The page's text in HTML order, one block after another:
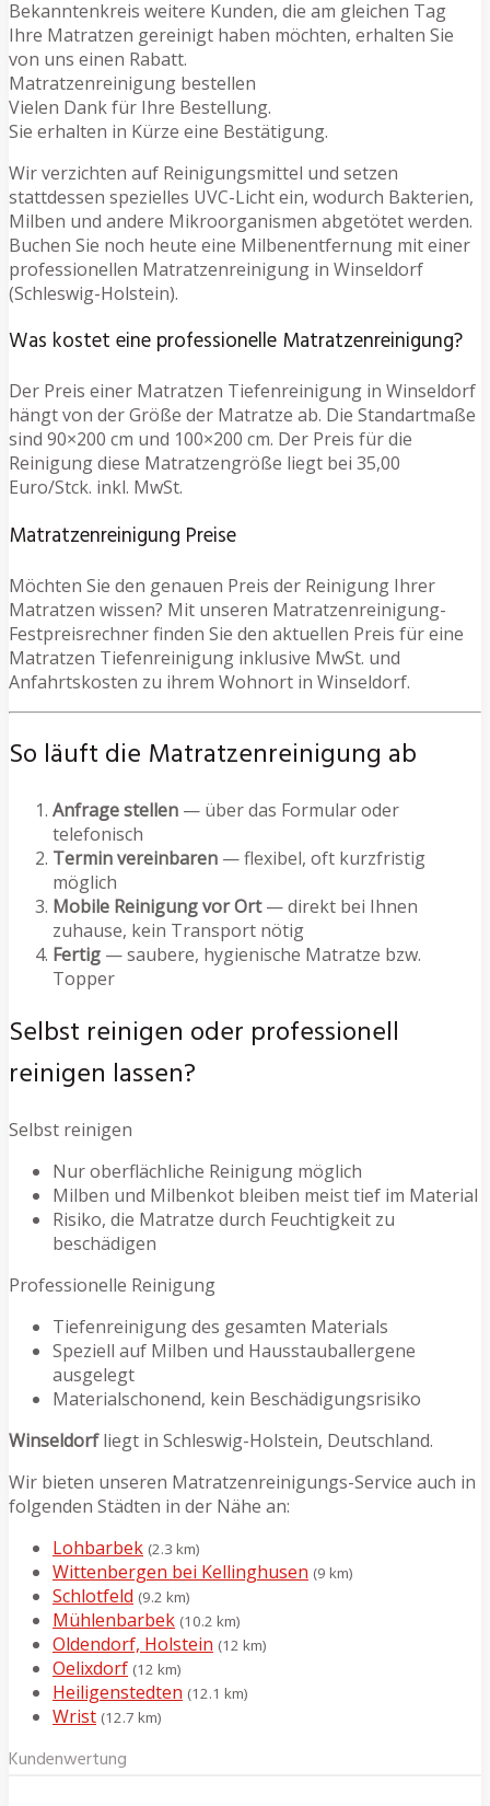
Bekanntenkreis weitere Kunden, die am gleichen Tag
Ihre Matratzen gereinigt haben möchten, erhalten Sie
von uns einen Rabatt.
Matratzenreinigung bestellen
Vielen Dank für Ihre Bestellung.
Sie erhalten in Kürze eine Bestätigung.
Wir verzichten auf Reinigungsmittel und setzen
stattdessen spezielles UVC-Licht ein, wodurch Bakterien,
Milben und andere Mikroorganismen abgetötet werden.
Buchen Sie noch heute eine Milbenentfernung mit einer
professionellen Matratzenreinigung in Winseldorf
(Schleswig-Holstein).
Was kostet eine professionelle Matratzenreinigung?
Der Preis einer Matratzen Tiefenreinigung in Winseldorf
hängt von der Größe der Matratze ab. Die Standartmaße
sind 90×200 cm und 100×200 cm. Der Preis für die
Reinigung diese Matratzengröße liegt bei 35,00
Euro/Stck. inkl. MwSt.
Matratzenreinigung Preise
Möchten Sie den genauen Preis der Reinigung Ihrer
Matratzen wissen? Mit unseren Matratzenreinigung-
Festpreisrechner finden Sie den aktuellen Preis für eine
Matratzen Tiefenreinigung inklusive MwSt. und
Anfahrtskosten zu ihrem Wohnort in Winseldorf.
So läuft die Matratzenreinigung ab
Anfrage stellen — über das Formular oder
telefonisch
Termin vereinbaren — flexibel, oft kurzfristig
möglich
Mobile Reinigung vor Ort— direkt bei Ihnen
zuhause, kein Transport nötig
Fertig — saubere, hygienische Matratze bzw.
Topper
Selbst reinigen oder professionell
reinigen lassen?
Selbst reinigen
Nur oberflächliche Reinigung möglich
Milben und Milbenkot bleiben meist tief im Material
Risiko, die Matratze durch Feuchtigkeit zu
beschädigen
Professionelle Reinigung
Tiefenreinigung des gesamten Materials
Speziell auf Milben und Hausstauballergene
ausgelegt
Materialschonend, kein Beschädigungsrisiko
Winseldorfliegt in Schleswig-Holstein, Deutschland.
Wir bieten unseren Matratzenreinigungs-Service auch in
folgenden Städten in der Nähe an:
Lohbarbek (2.3 km)
Wittenbergen bei Kellinghusen (9 km)
Schlotfeld (9.2 km)
Mühlenbarbek (10.2 km)
Oldendorf, Holstein (12 km)
Oelixdorf (12 km)
Heiligenstedten (12.1 km)
Wrist (12.7 km)
Kundenwertung